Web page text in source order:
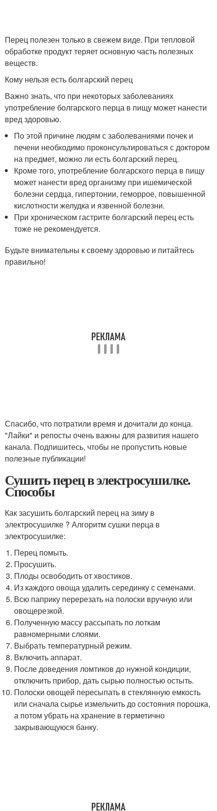
Перец полезен только в свежем виде. При тепловой
обработке продукт теряет основную часть полезных
веществ.
Кому нельзя есть болгарский перец
Важно знать, что при некоторых заболеваниях
употребление болгарского перца в пищу может нанести
вред здоровью.
По этой причине людям с заболеваниями почек и
печени необходимо проконсультироваться с доктором
на предмет, можно ли есть болгарский перец.
Кроме того, употребление болгарского перца в пищу
может нанести вред организму при ишемической
болезни сердца, гипертонии, геморрое, повышенной
кислотности желудка и язвенной болезни.
При хроническом гастрите болгарский перец есть
тоже не рекомендуется.
Будьте внимательны к своему здоровью и питайтесь
правильно!
Спасибо, что потратили время и дочитали до конца.
"Лайки" и репосты очень важны для развития нашего
канала. Подпишитесь, чтобы не пропустить новые
полезные публикации!
Сушить перец в электросушилке.
Способы
Как засушить болгарский перец на зиму в
электросушилке ? Алгоритм сушки перца в
электросушилке:
Перец помыть.
Просушить.
Плоды освободить от хвостиков.
Из каждого овоща удалить серединку с семенами.
Всю паприку перерезать на полоски вручную или
овощерезкой.
Полученную массу рассыпать по лоткам
равномерными слоями.
Выбрать температурный режим.
Включить аппарат.
После доведения ломтиков до нужной кондиции,
отключить прибор, дать сырью полностью остыть.
Полоски овощей пересыпать в стеклянную емкость
или сначала сырье измельчить до состояния порошка,
а потом убрать на хранение в герметично
закрывающуюся банку.